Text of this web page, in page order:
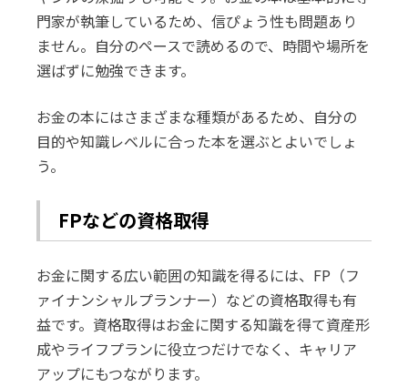
門家が執筆しているため、信ぴょう性も問題あり
ません。自分のペースで読めるので、時間や場所を
選ばずに勉強できます。
お金の本にはさまざまな種類があるため、自分の
目的や知識レベルに合った本を選ぶとよいでしょ
う。
FPなどの資格取得
お金に関する広い範囲の知識を得るには、FP（フ
ァイナンシャルプランナー）などの資格取得も有
益です。資格取得はお金に関する知識を得て資産形
成やライフプランに役立つだけでなく、キャリア
アップにもつながります。